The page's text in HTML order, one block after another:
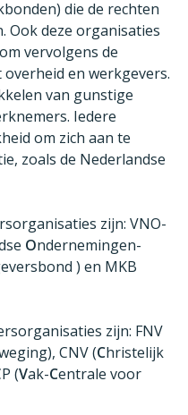
die de rechten
Ook deze organisaties
vervolgens de
en werkgevers.
van gunstige
Iedere
om zich aan te
zoals de Nederlandse
zijn: VNO-
Ondernemingen-
) en MKB
zijn: FNV
CNV (Christelijk
(Vak-Centrale voor